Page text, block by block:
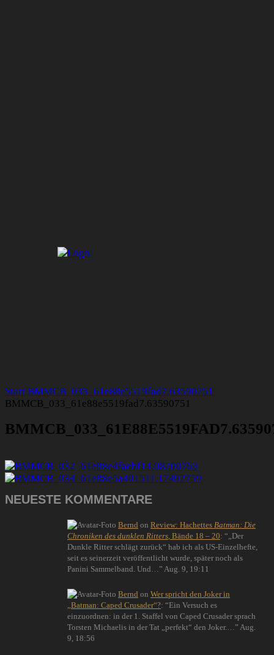
Start BMMCB_033_61e88e5519fad7.63590751
BMMCB_033_61e88e5519fad7.63590751
NEUESTE KOMMENTARE
Bernd on Review: Hachettes Batman: Die
Chroniken des dunklen Ritters , Bände 18 – 20: “ „Der
Dunkle Ritter schlägt zurück“ hab ich als US-Einzelhefte,
seit es seinerzeit veröffentlicht wurde, später noch als
Panini Sammelband. Und… ” Aug. 9, 19:11
Bernd on Wer spricht den Joker in
„Batman: Caped Crusader“?: “Ein Versuch es
einzuordnen: in der 1. Staffel von Caped Crusader sprach
Torsten Michaelis in der Tat „perfekt“ den Joker.… ” Aug.
9, 18:56